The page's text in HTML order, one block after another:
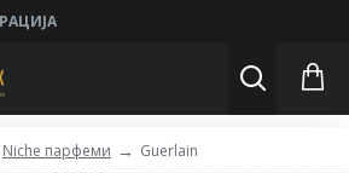
Niche парфеми Guerlain